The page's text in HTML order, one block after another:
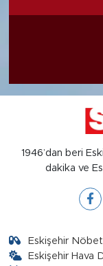
1946’dan beri
dakika ve
Eskişehir
Eskişehir Hava